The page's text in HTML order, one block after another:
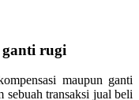
ganti rugi
maupun ganti
sebuah transaksi jual beli